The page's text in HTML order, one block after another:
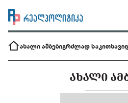
ახალი ამბებიგრძლად საკითხავი
ᲐᲮᲐᲚᲘ